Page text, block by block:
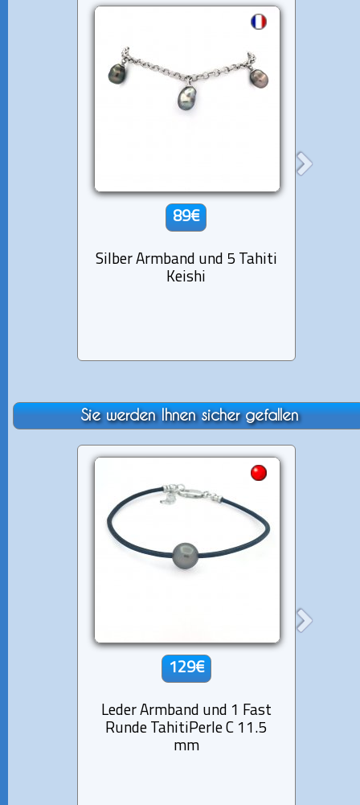
89€
Silber Armband und 5 Tahiti
Keishi
Sie werden Ihnen sicher gefallen
129€
Leder Armband und 1 Fast
Runde TahitiPerle C 11.5
mm